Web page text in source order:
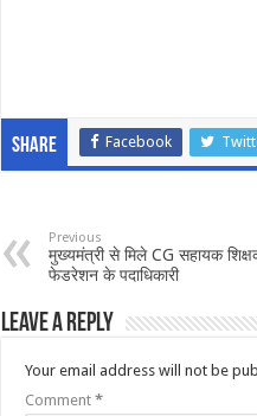
Share Facebook
Previous
मुख्यमंत्री से मिले CG सहायक
फेडरेशन के पदाधिकारी
Leave a Reply
Your email address will not be
Comment *